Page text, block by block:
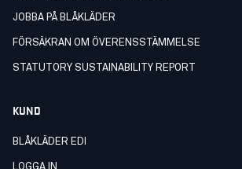
JOBBA PÅ BLÅKLÄDER
FÖRSÄKRAN OM ÖVERENSSTÄMMELSE
STATUTORY SUSTAINABILITY REPORT
KUND
BLÅKLÄDER EDI